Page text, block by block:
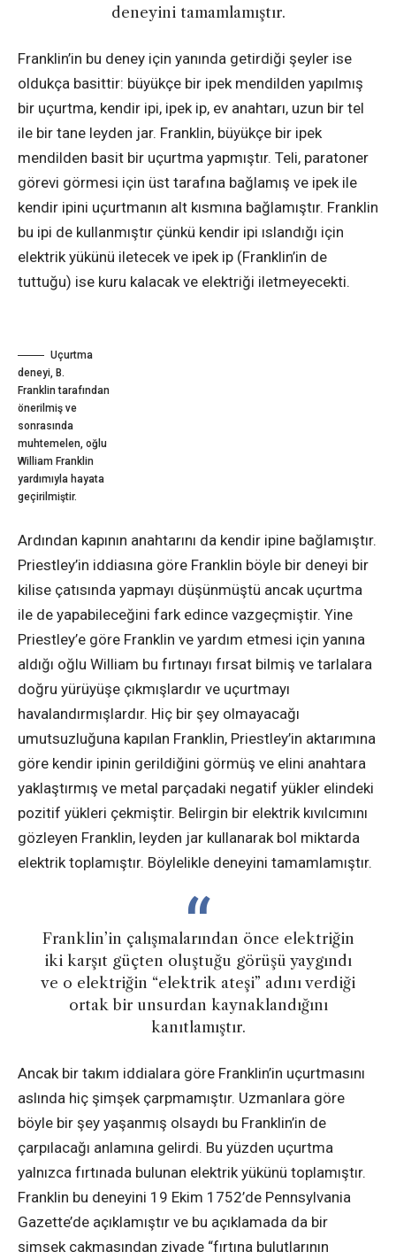
deneyini tamamlamıştır.
Franklin’in bu deney için yanında getirdiği şeyler ise
oldukça basittir: büyükçe bir ipek mendilden yapılmış
bir uçurtma, kendir ipi, ipek ip, ev anahtarı, uzun bir tel
ile bir tane leyden jar. Franklin, büyükçe bir ipek
mendilden basit bir uçurtma yapmıştır. Teli, paratoner
görevi görmesi için üst tarafına bağlamış ve ipek ile
kendir ipini uçurtmanın alt kısmına bağlamıştır. Franklin
bu ipi de kullanmıştır çünkü kendir ipi ıslandığı için
elektrik yükünü iletecek ve ipek ip (Franklin’in de
tuttuğu) ise kuru kalacak ve elektriği iletmeyecekti.
Uçurtma
deneyi, B.
Franklin tarafından
önerilmiş ve
sonrasında
muhtemelen, oğlu
William Franklin
yardımıyla hayata
geçirilmiştir.
Ardından kapının anahtarını da kendir ipine bağlamıştır.
Priestley’in iddiasına göre Franklin böyle bir deneyi bir
kilise çatısında yapmayı düşünmüştü ancak uçurtma
ile de yapabileceğini fark edince vazgeçmiştir. Yine
Priestley’e göre Franklin ve yardım etmesi için yanına
aldığı oğlu William bu fırtınayı fırsat bilmiş ve tarlalara
doğru yürüyüşe çıkmışlardır ve uçurtmayı
havalandırmışlardır. Hiç bir şey olmayacağı
umutsuzluğuna kapılan Franklin, Priestley’in aktarımına
göre kendir ipinin gerildiğini görmüş ve elini anahtara
yaklaştırmış ve metal parçadaki negatif yükler elindeki
pozitif yükleri çekmiştir. Belirgin bir elektrik kıvılcımını
gözleyen Franklin, leyden jar kullanarak bol miktarda
elektrik toplamıştır. Böylelikle deneyini tamamlamıştır.
Franklin’in çalışmalarından önce elektriğin
iki karşıt güçten oluştuğu görüşü yaygındı
ve o elektriğin “elektrik ateşi” adını verdiği
ortak bir unsurdan kaynaklandığını
kanıtlamıştır.
Ancak bir takım iddialara göre Franklin’in uçurtmasını
aslında hiç şimşek çarpmamıştır. Uzmanlara göre
böyle bir şey yaşanmış olsaydı bu Franklin’in de
çarpılacağı anlamına gelirdi. Bu yüzden uçurtma
yalnızca fırtınada bulunan elektrik yükünü toplamıştır.
Franklin bu deneyini 19 Ekim 1752’de Pennsylvania
Gazette’de açıklamıştır ve bu açıklamada da bir
şimşek çakmasından ziyade “fırtına bulutlarının